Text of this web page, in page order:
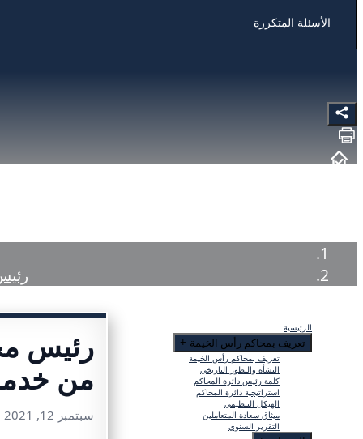
الأسئلة المتكررة
رئيس
الرئيسية
تعريف بمحاكم رأس الخيمة +
تعريف بمحاكم رأس الخيمة
النشأة والتطور التاريخي
كلمة رئيس دائرة المحاكم
استراتيجية دائرة المحاكم
الهيكل التنظيمي
ميثاق سعادة المتعاملين
التقرير السنوي
من
سبتمبر 12, 2021